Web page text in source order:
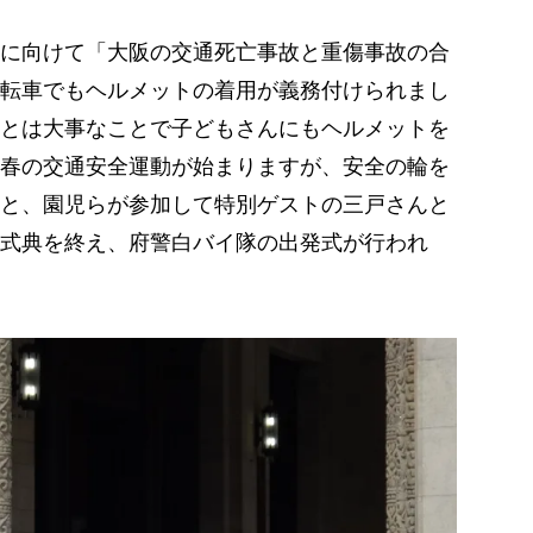
けて「大阪の交通死亡事故と重傷事故の合
車でもヘルメットの着用が義務付けられまし
は大事なことで子どもさんにもヘルメットを
の交通安全運動が始まりますが、安全の輪を
、園児らが参加して特別ゲストの三戸さんと
典を終え、府警白バイ隊の出発式が行われ